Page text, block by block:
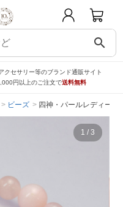
search
クセサリー等のブランド通販サイト
円以上のご注文で送料無料
ビーズ 四神・パールレディース
1 / 3